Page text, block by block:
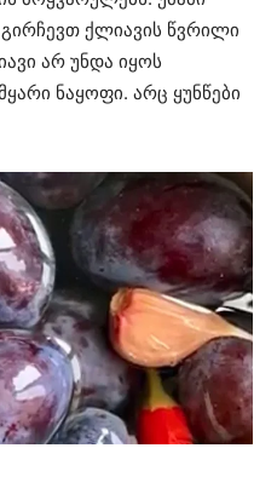
ქლიავის წვრილი
არ უნდა იყოს
ნაყოფი. არც ყუნწები